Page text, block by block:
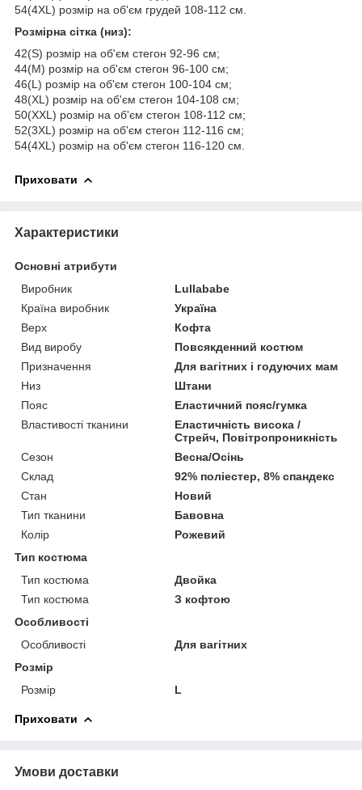
54(4XL) розмір на об'єм грудей 108-112 см.
Розмірна сітка (низ):
42(S) розмір на об'єм стегон 92-96 см;
44(M) розмір на об'єм стегон 96-100 см;
46(L) розмір на об'єм стегон 100-104 см;
48(XL) розмір на об'єм стегон 104-108 см;
50(XXL) розмір на об'єм стегон 108-112 см;
52(3XL) розмір на об'єм стегон 112-116 см;
54(4XL) розмір на об'єм стегон 116-120 см.
Приховати
Характеристики
Основні атрибути
Виробник
Lullababe
Країна виробник
Україна
Верх
Кофта
Вид виробу
Повсякденний костюм
Призначення
Для вагітних і годуючих мам
Низ
Штани
Пояс
Еластичний пояс/гумка
Властивості тканини
Еластичність висока /
Стрейч, Повітропроникність
Сезон
Весна/Осінь
Склад
92% поліестер, 8% спандекс
Стан
Новий
Тип тканини
Бавовна
Колір
Рожевий
Тип костюма
Тип костюма
Двойка
Тип костюма
З кофтою
Особливості
Особливості
Для вагітних
Розмір
Розмір
L
Приховати
Умови доставки